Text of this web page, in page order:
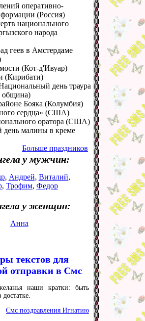
оперативно-
(Россия)
национального
народа
геев в Амстердаме
(Кот-д'Ивуар)
(Кирибати)
день траура
община)
Бояка (Колумбия)
сердца» (США)
оратора (США)
день малины в креме
Больше праздников
у мужчин:
, Андрей, Виталий,
, Трофим, Федор
у женщин:
Анна
текстов для
отправки в Смс
наши кратки: быть
Смс поздравления Игнатию